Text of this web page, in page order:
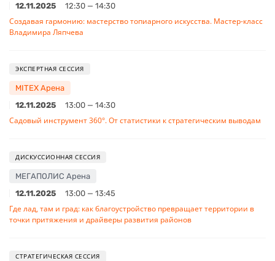
12.11.2025
12:30 — 14:30
Создавая гармонию: мастерство топиарного искусства. Мастер-класс
Владимира Ляпчева
ЭКСПЕРТНАЯ СЕССИЯ
MITEX Арена
12.11.2025
13:00 — 14:30
Садовый инструмент 360°. От статистики к стратегическим выводам
ДИСКУССИОННАЯ СЕССИЯ
МЕГАПОЛИС Арена
12.11.2025
13:00 — 13:45
Где лад, там и град: как благоустройство превращает территории в
точки притяжения и драйверы развития районов
СТРАТЕГИЧЕСКАЯ СЕССИЯ